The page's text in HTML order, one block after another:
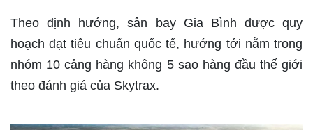
Theo định hướng, sân bay Gia Bình được quy
hoạch đạt tiêu chuẩn quốc tế, hướng tới nằm trong
nhóm 10 cảng hàng không 5 sao hàng đầu thế giới
theo đánh giá của Skytrax.